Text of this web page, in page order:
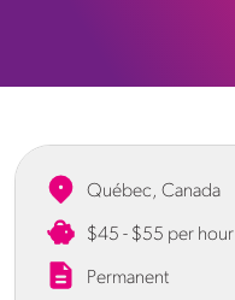
Québec, Canada
$45 - $55 per hour
Permanent